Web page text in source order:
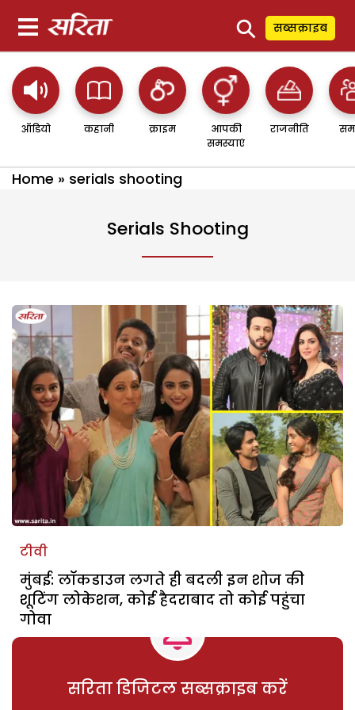
⚲ सब्सक्राइब
ऑडियो कहानी क्राइम
आपकी
समस्याएं
राजनीति
Home » serials shooting
Serials Shooting
टीवी
मुंबई: लॉकडाउन लगते ही बदली इन शोज की
शूटिंग लोकेशन, कोई हैदराबाद तो कोई पहुंचा
गोवा
सरिता डिजिटल सब्सक्राइब करें